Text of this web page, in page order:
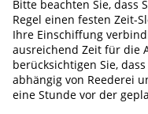
Bitte beachten Sie, dass
Regel einen festen Zeit-
Ihre Einschiffung
ausreichend Zeit für die
berücksichtigen Sie,
abhängig von Reederei
eine Stunde vor der